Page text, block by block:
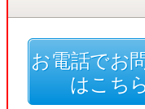
お電話でお
はこち